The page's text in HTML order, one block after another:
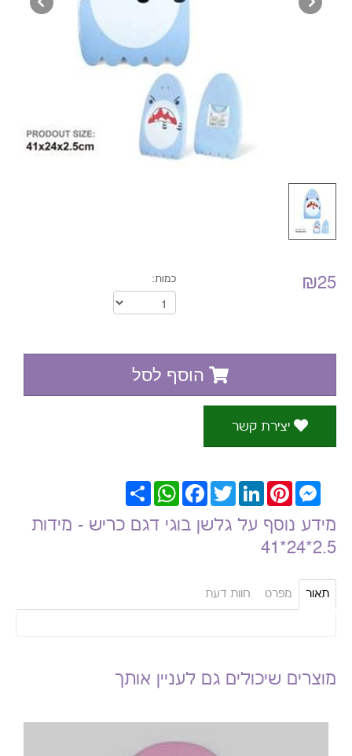
₪25 כמות:
הוסף לסל
יצירת קשר
שתף
WhatsAppFacebook TwitterLinkedInPinterest
Messenger
מידע נוסף על גלשן בוגי דגם כריש - מידות
2.5*24*41
תאור מפרט חוות דעת
מוצרים שיכולים גם לעניין אותך